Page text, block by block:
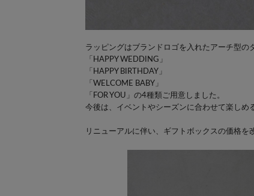
ラッピングはブランドロゴを入れたアーチ型
「HAPPY WEDDING」
「HAPPY BIRTHDAY」
「WELCOME BABY」
「FOR YOU」の4種類ご用意しました。
今後は、イベントやシーズンに合わせて楽しめ
リニューアルに伴い、ギフトボックスの価格を